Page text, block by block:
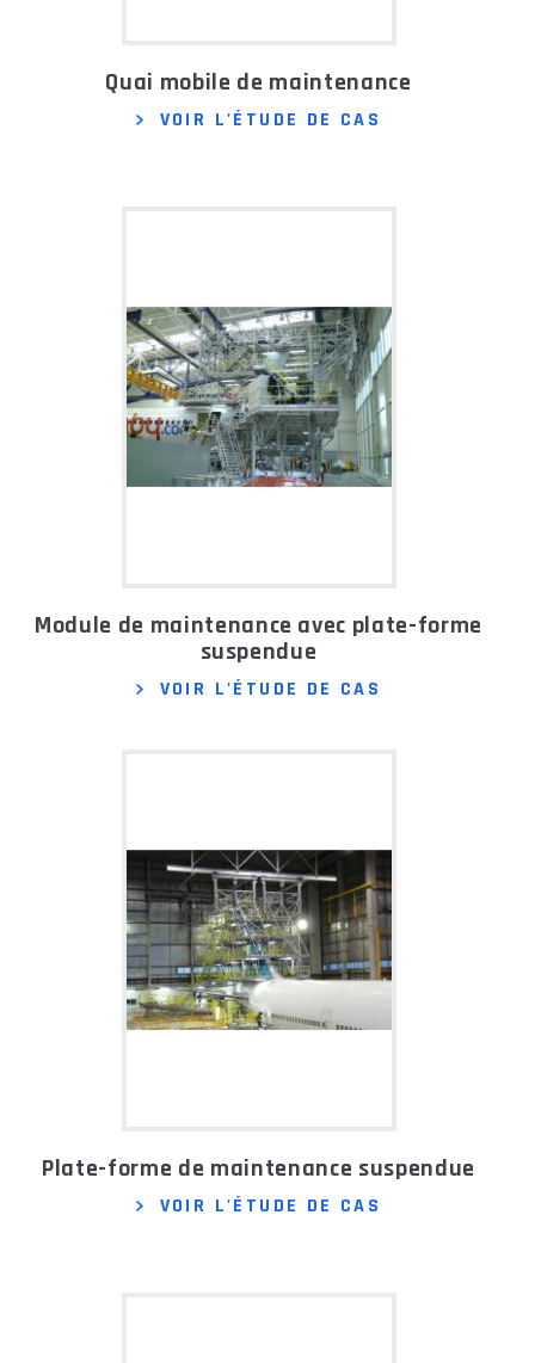
Quai mobile de maintenance
VOIR L'ÉTUDE DE CAS
Module de maintenance avec plate-forme
suspendue
VOIR L'ÉTUDE DE CAS
Plate-forme de maintenance suspendue
VOIR L'ÉTUDE DE CAS